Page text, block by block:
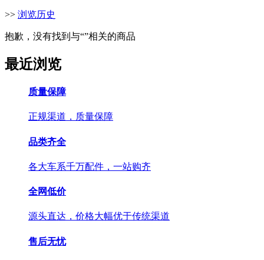
>> 浏览历史
抱歉，没有找到与“”相关的商品
最近浏览
质量保障
正规渠道，质量保障
品类齐全
各大车系千万配件，一站购齐
全网低价
源头直达，价格大幅优于传统渠道
售后无忧